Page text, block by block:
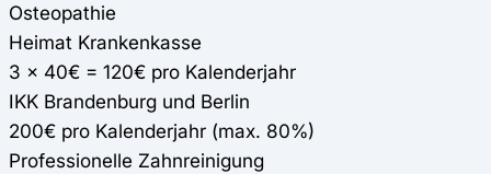
Osteopathie
Heimat Krankenkasse
3 x 40€ = 120€ pro Kalenderjahr
IKK Brandenburg und Berlin
200€ pro Kalenderjahr (max. 80%)
Professionelle Zahnreinigung